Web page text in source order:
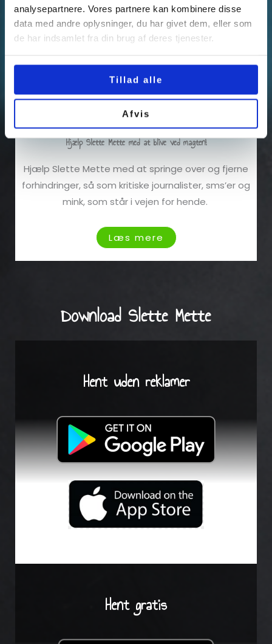
analysepartnere. Vores partnere kan kombinere disse
data med andre oplysninger, du har givet dem, eller som
de har indsamlet fra din brug af deres tjenester.
Tillad alle
Afvis
Hjælp Slette Mette med at blive ved magten!
Hjælp Slette Mette med at springe over og fjerne
forhindringer, så som kritiske journalister, sms’er og
mink, som står i vejen for hende.
Læs mere
Download Slette Mette
Hent uden reklamer
Hent gratis